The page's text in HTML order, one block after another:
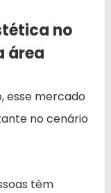
no
área
esse mercado
no cenário
têm